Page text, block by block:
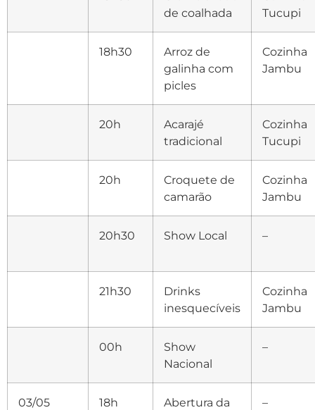
de coalhada
Tucupi
18h30
Arroz de
galinha com
picles
Cozinha
Jambu
20h
Acarajé
tradicional
Cozinha
Tucupi
20h
Croquete de
camarão
Cozinha
Jambu
20h30 Show Local –
21h30
Drinks
inesquecíveis
Cozinha
Jambu
00h
Show
Nacional
–
03/05
18h
Abertura da
–